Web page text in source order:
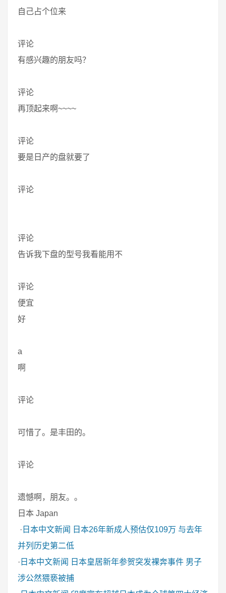
自己占个位来
评论
有感兴趣的朋友吗？
评论
再顶起来啊~~~~
评论
要是日产的盘就要了
评论
评论
告诉我下盘的型号我看能用不
评论
便宜
好
a
啊
评论
可惜了。是丰田的。
评论
遗憾啊，朋友。。
日本 Japan
· 日本中文新闻
日本26年新成人预估仅109万 与去年
并列历史第二低
· 日本中文新闻
日本皇居新年参贺突发裸奔事件 男子
涉公然猥亵被捕